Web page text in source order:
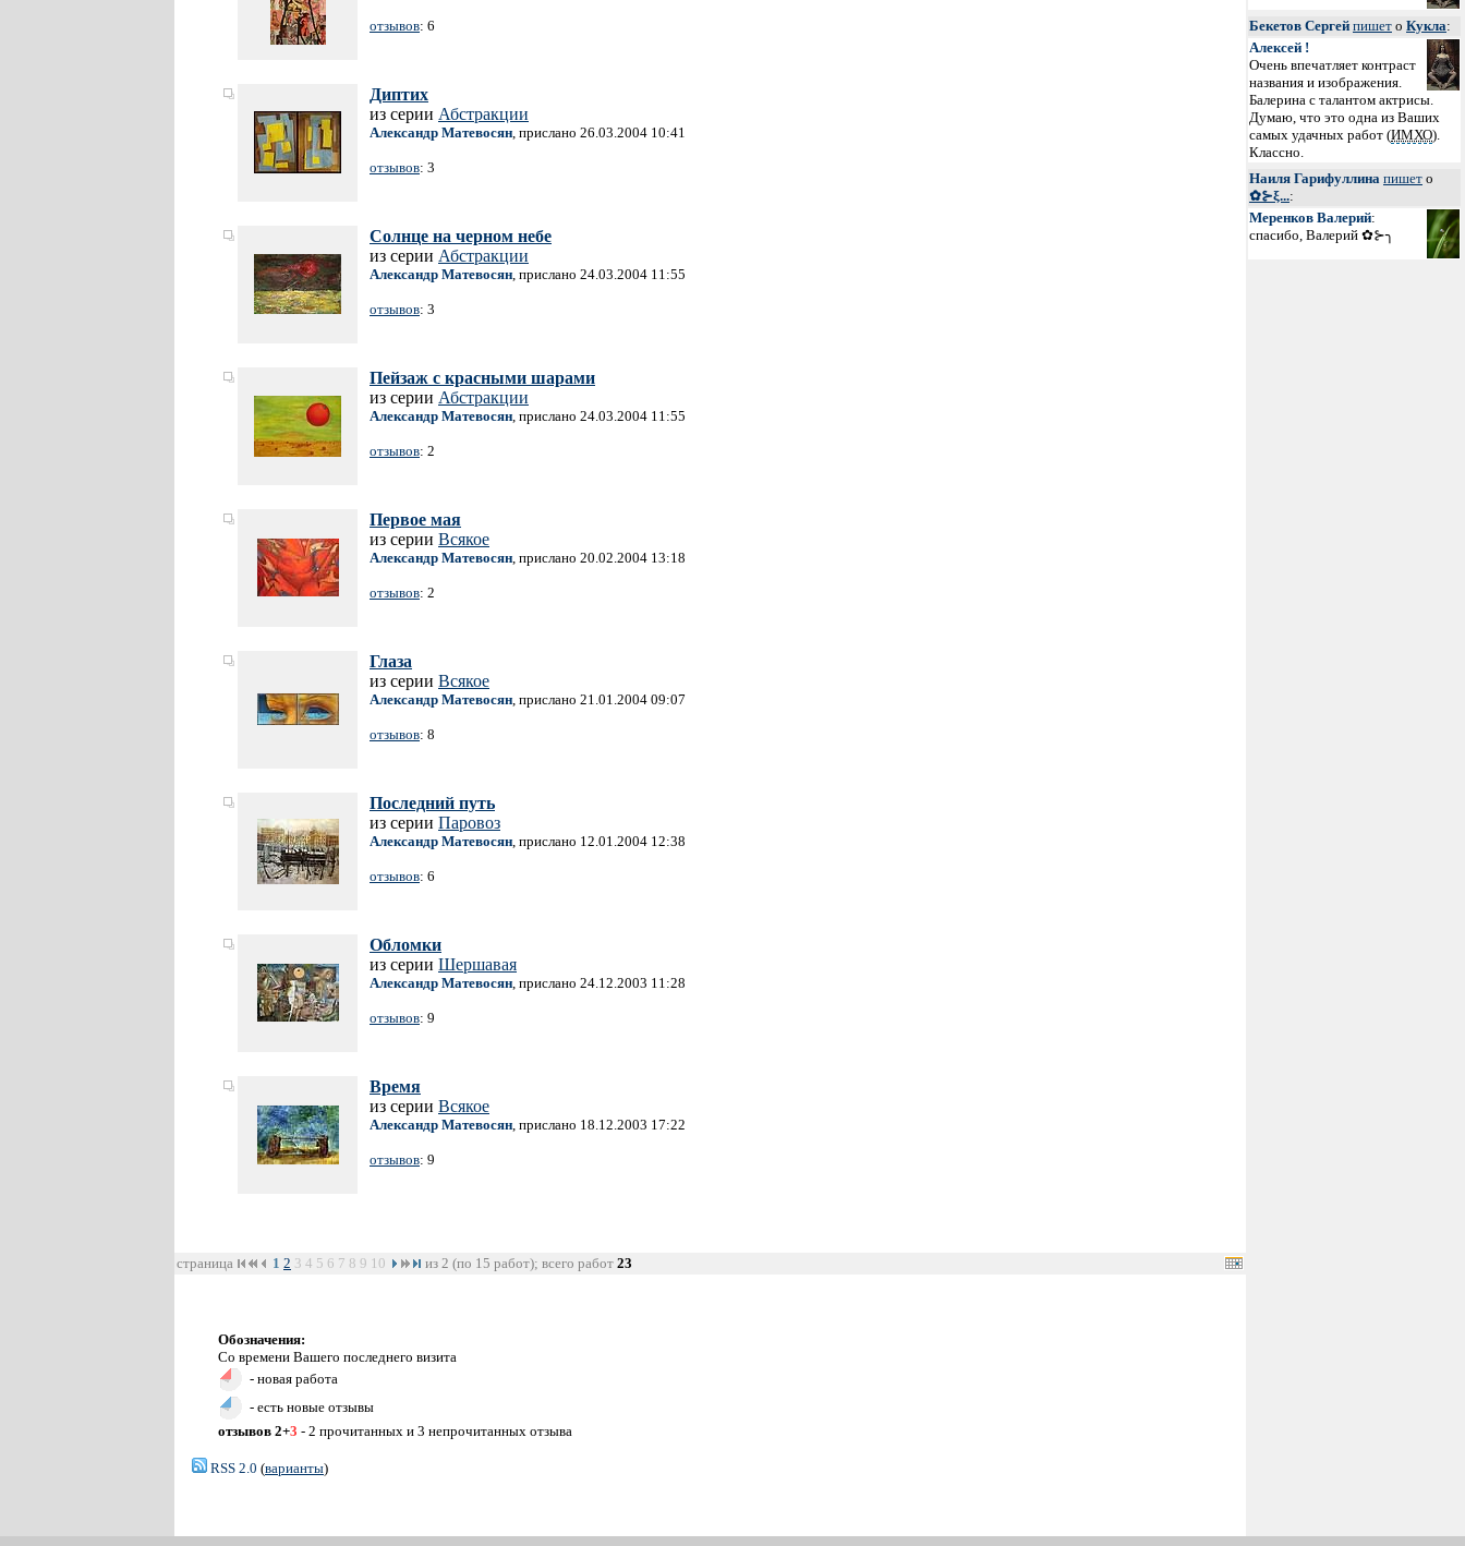
отзывов: 6
Диптих
из серии Абстракции
Александр Матевосян, прислано 26.03.2004 10:41
отзывов: 3
Солнце на черном небе
из серии Абстракции
Александр Матевосян, прислано 24.03.2004 11:55
отзывов: 3
Пейзаж с красными шарами
из серии Абстракции
Александр Матевосян, прислано 24.03.2004 11:55
отзывов: 2
Первое мая
из серии Всякое
Александр Матевосян, прислано 20.02.2004 13:18
отзывов: 2
Глаза
из серии Всякое
Александр Матевосян, прислано 21.01.2004 09:07
отзывов: 8
Последний путь
из серии Паровоз
Александр Матевосян, прислано 12.01.2004 12:38
отзывов: 6
Обломки
из серии Шершавая
Александр Матевосян, прислано 24.12.2003 11:28
отзывов: 9
Время
из серии Всякое
Александр Матевосян, прислано 18.12.2003 17:22
отзывов: 9
страница 1 2 3 4 5 6 7 8 9 10 из 2 (по 15 работ); всего работ 23
Обозначения:
Со времени Вашего последнего визита
- новая работа
- есть новые отзывы
отзывов 2+3 - 2 прочитанных и 3 непрочитанных отзыва
RSS 2.0 (варианты)
Бекетов Сергей пишет о Кукла:
Алексей !
Очень впечатляет контраст
названия и изображения.
Балерина с талантом актрисы.
Думаю, что это одна из Ваших
самых удачных работ (ИМХО).
Классно.
Наиля Гарифуллина пишет о
✿⊱ξ...:
Меренков Валерий:
спасибо, Валерий ✿⊱╮